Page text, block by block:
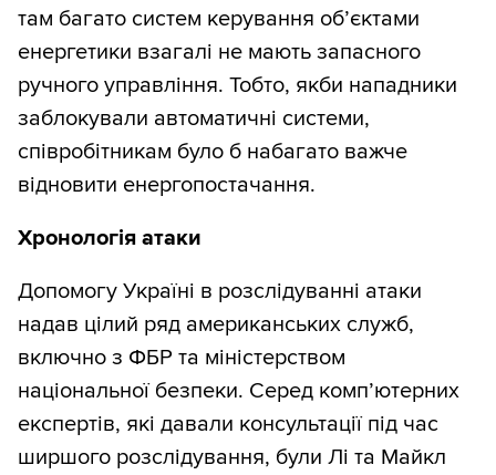
там багато систем керування об’єктами
енергетики взагалі не мають запасного
ручного управління. Тобто, якби нападники
заблокували автоматичні системи,
співробітникам було б набагато важче
відновити енергопостачання.
Хронологія атаки
Допомогу Україні в розслідуванні атаки
надав цілий ряд американських служб,
включно з ФБР та міністерством
національної безпеки. Серед комп’ютерних
експертів, які давали консультації під час
ширшого розслідування, були Лі та Майкл